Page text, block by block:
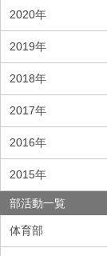
2020年
2019年
2018年
2017年
2016年
2015年
部活動一覧
体育部